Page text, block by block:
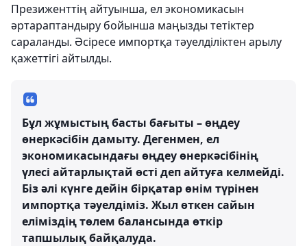
Презиженттің айтуынша, ел экономикасын
әртараптандыру бойынша маңызды тетіктер
сараланды. Әсіресе импортқа тәуелділіктен арылу
қажеттігі айтылды.
Бұл жұмыстың басты бағыты – өңдеу
өнеркәсібін дамыту. Дегенмен, ел
экономикасындағы өңдеу өнеркәсібінің
үлесі айтарлықтай өсті деп айтуға келмейді.
Біз әлі күнге дейін бірқатар өнім түрінен
импортқа тәуелдіміз. Жыл өткен сайын
еліміздің төлем балансында өткір
тапшылық байқалуда.